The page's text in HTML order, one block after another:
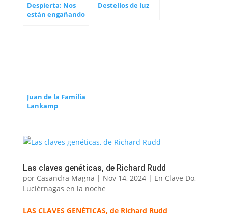
Despierta: Nos
están engañando
Destellos de luz
Juan de la Familia
Lankamp
Las claves genéticas, de Richard Rudd
por Casandra Magna | Nov 14, 2024| En Clave Do,
Luciérnagas en la noche
LAS CLAVES GENÉTICAS, de Richard Rudd